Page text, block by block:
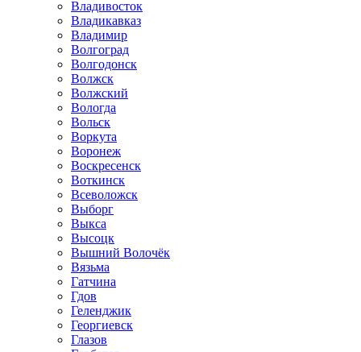
Владивосток
Владикавказ
Владимир
Волгоград
Волгодонск
Волжск
Волжский
Вологда
Вольск
Воркута
Воронеж
Воскресенск
Воткинск
Всеволожск
Выборг
Выкса
Высоцк
Вышний Волочёк
Вязьма
Гатчина
Гдов
Геленджик
Георгиевск
Глазов